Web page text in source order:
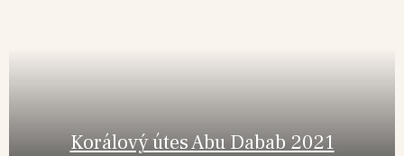
Korálový útes Abu Dabab 2021